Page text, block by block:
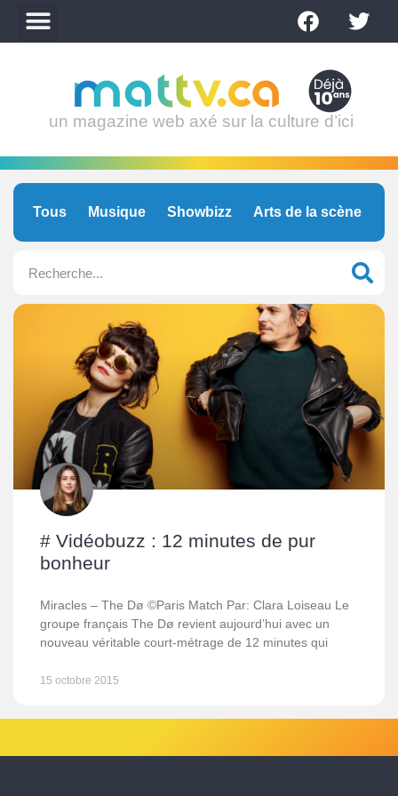
un magazine web axé sur la culture d’ici
Tous Musique Showbizz Arts de la scène
# Vidéobuzz : 12 minutes de pur
bonheur
Miracles – The Dø ©Paris Match Par: Clara Loiseau Le
groupe français The Dø revient aujourd’hui avec un
nouveau véritable court-métrage de 12 minutes qui
15 octobre 2015